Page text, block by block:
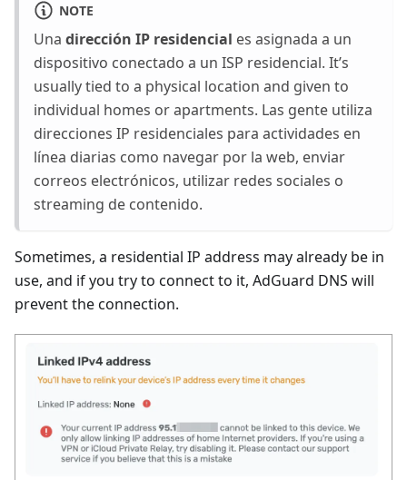
NOTE
Una dirección IP residencial es asignada a un
dispositivo conectado a un ISP residencial. It’s
usually tied to a physical location and given to
individual homes or apartments. Las gente utiliza
direcciones IP residenciales para actividades en
línea diarias como navegar por la web, enviar
correos electrónicos, utilizar redes sociales o
streaming de contenido.
Sometimes, a residential IP address may already be in
use, and if you try to connect to it, AdGuard DNS will
prevent the connection.